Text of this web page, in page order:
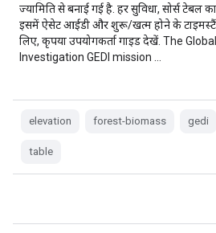
ज्यामिति से बनाई गई है. हर सुविधा, सोर्स टेबल का
इसमें ऐसेट आईडी और शुरू/खत्म होने के
लिए, कृपया उपयोगकर्ता गाइड देखें. The
Investigation GEDI mission …
elevation forest-biomass gedi
table